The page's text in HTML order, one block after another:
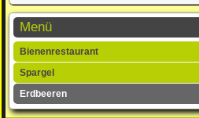
Menü
Navigation
überspringen
Bienenrestaurant
Spargel
Erdbeeren